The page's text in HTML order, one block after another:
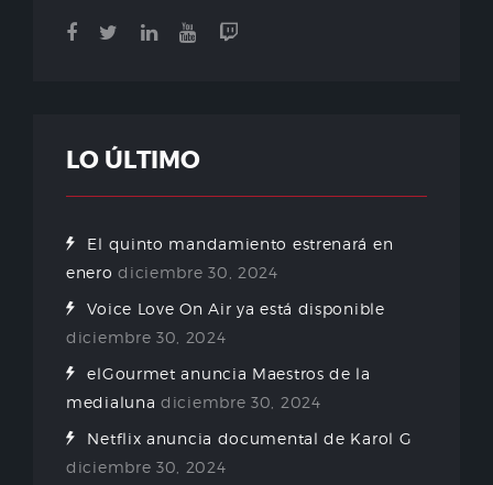
LO ÚLTIMO
El quinto mandamiento estrenará en
enero diciembre 30, 2024
Voice Love On Air ya está disponible
diciembre 30, 2024
elGourmet anuncia Maestros de la
medialuna diciembre 30, 2024
Netflix anuncia documental de Karol G
diciembre 30, 2024